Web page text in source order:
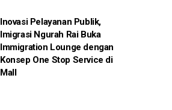
Inovasi Pelayanan Publik,
Imigrasi Ngurah Rai Buka
Immigration Lounge dengan
Konsep One Stop Service di
Mall